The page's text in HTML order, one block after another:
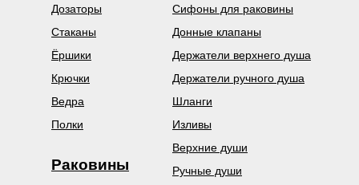
Раковины
Сифоны для раковины
Донные клапаны
Дозаторы
Держатели верхнего душа
Стаканы
Ёршики
Крючки
Ведра
Полки
Держатели ручного душа
Шланги
Изливы
Верхние души
Ручные души